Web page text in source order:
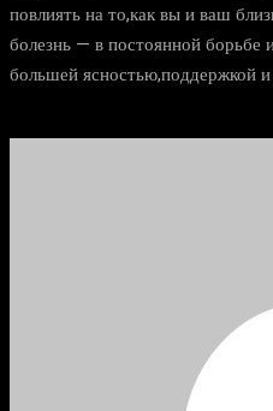
повлиять на то,как вы и ваш
болезнь — в постоянной борьбе
большей ясностью,поддержкой